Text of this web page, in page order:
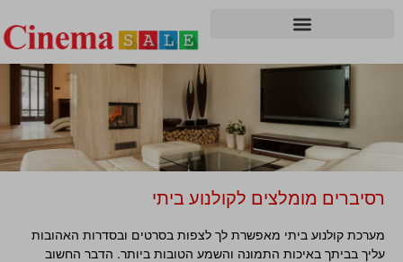
הכי משתלם שמחפשים רסיבר
רסיברים מומלצים לקולנוע ביתי
מערכת קולנוע ביתי מאפשרת לך לצפות בסרטים ובסדרות האהובות
עליך בביתך באיכות התמונה והשמע הטובות ביותר. הדבר החשוב